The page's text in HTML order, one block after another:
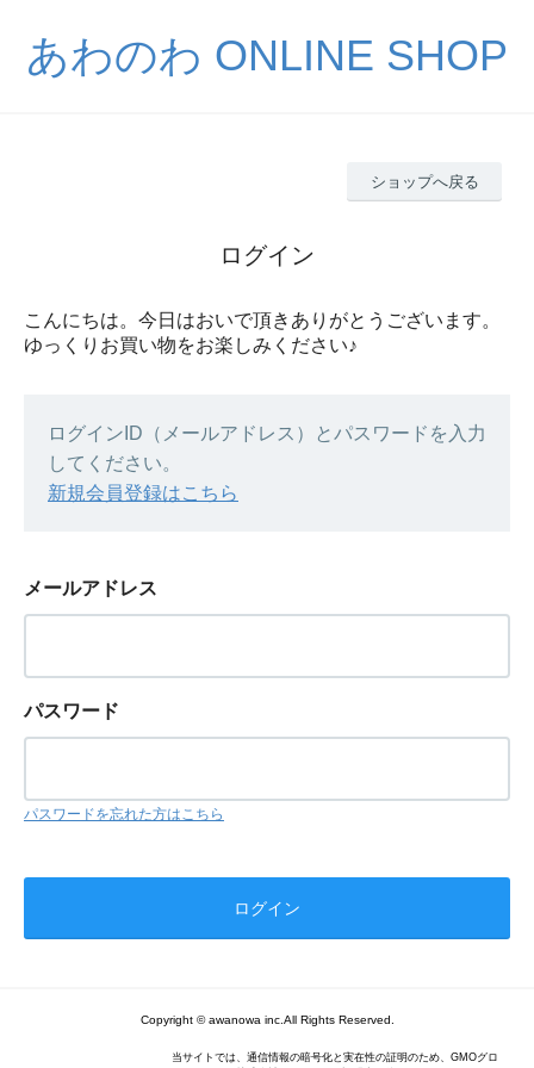
あわのわ ONLINE SHOP
ショップへ戻る
ログイン
こんにちは。今日はおいで頂きありがとうございます。
ゆっくりお買い物をお楽しみください♪
ログインID（メールアドレス）とパスワードを入力
してください。
新規会員登録はこちら
メールアドレス
パスワード
パスワードを忘れた方はこちら
Copyright © awanowa inc.All Rights Reserved.
当サイトでは、通信情報の暗号化と実在性の証明のため、GMOグロ